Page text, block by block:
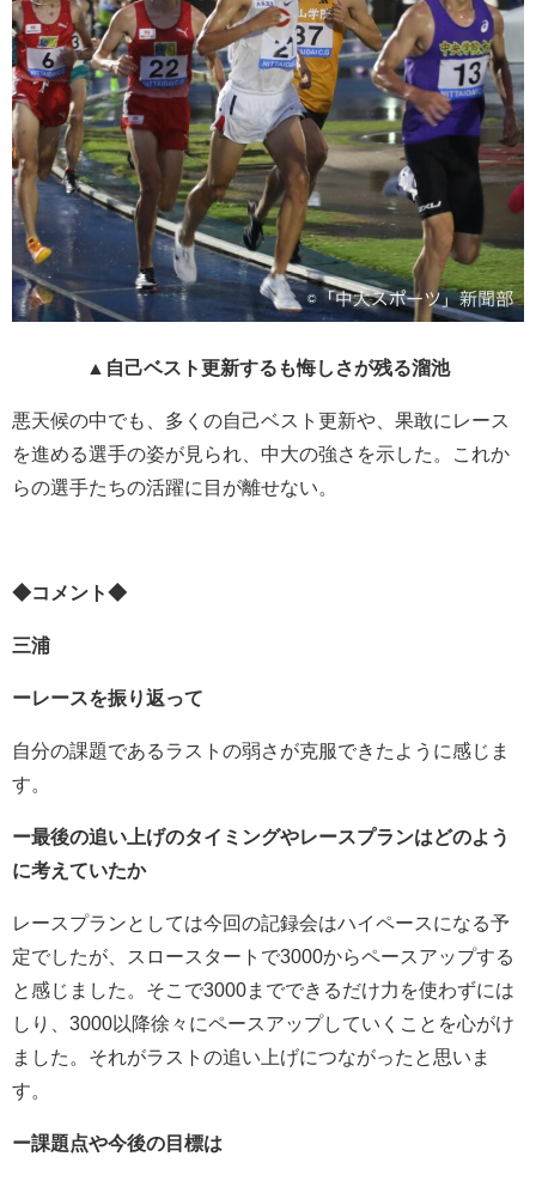
▲自己ベスト更新するも悔しさが残る溜池
悪天候の中でも、多くの自己ベスト更新や、果敢にレース
を進める選手の姿が見られ、中大の強さを示した。これか
らの選手たちの活躍に目が離せない。
◆コメント◆
三浦
ーレースを振り返って
自分の課題であるラストの弱さが克服できたように感じま
す。
ー最後の追い上げのタイミングやレースプランはどのよう
に考えていたか
レースプランとしては今回の記録会はハイペースになる予
定でしたが、スロースタートで3000からペースアップする
と感じました。そこで3000までできるだけ力を使わずには
しり、3000以降徐々にペースアップしていくことを心がけ
ました。それがラストの追い上げにつながったと思いま
す。
ー課題点や今後の目標は